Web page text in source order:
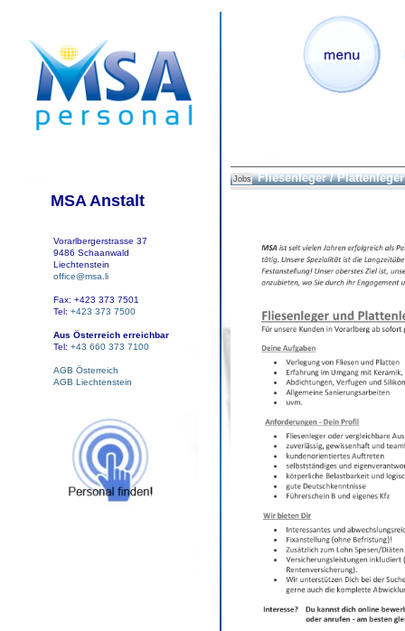
MSA Anstalt
Vorarlbergerstrasse 37
9486 Schaanwald
Liechtenstein
office@msa.li
Fax: +423 373 7501
Tel: +423 373 7500
Aus Österreich erreichbar
Tel: +43 660 373 7100
AGB Österreich
AGB Liechtenstein
Jobs Fliesenleger / Plattenleger